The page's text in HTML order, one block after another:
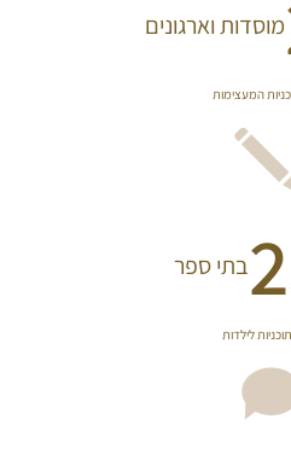
המעצימות
מוסדות וארגונים
לילדות
בתי ספר